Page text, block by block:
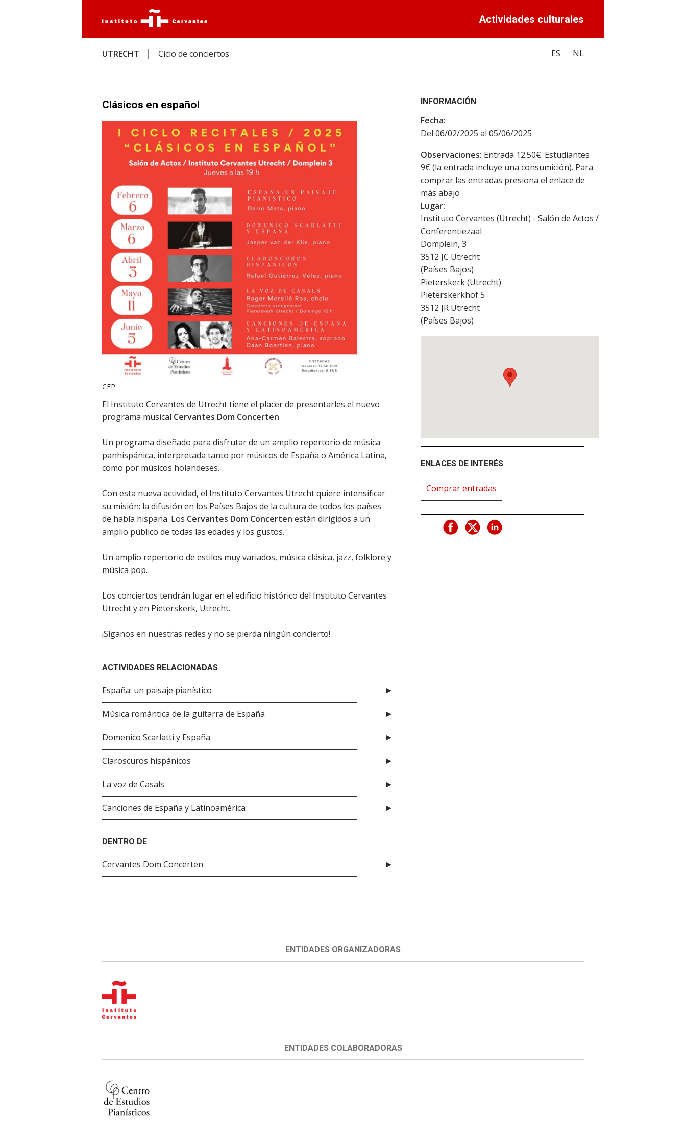
Actividades culturales
UTRECHT Ciclo de conciertos ES NL
Clásicos en español
CEP
El Instituto Cervantes de Utrecht tiene el placer de presentarles el nuevo
programa musical Cervantes Dom Concerten
Un programa diseñado para disfrutar de un amplio repertorio de música
panhispánica, interpretada tanto por músicos de España o América Latina,
como por músicos holandeses.
Con esta nueva actividad, el Instituto Cervantes Utrecht quiere intensificar
su misión: la difusión en los Países Bajos de la cultura de todos los países
de habla hispana. Los Cervantes Dom Concerten están dirigidos a un
amplio público de todas las edades y los gustos.
Un amplio repertorio de estilos muy variados, música clásica, jazz, folklore y
música pop.
Los conciertos tendrán lugar en el edificio histórico del Instituto Cervantes
Utrecht y en Pieterskerk, Utrecht.
¡Síganos en nuestras redes y no se pierda ningún concierto!
ACTIVIDADES RELACIONADAS
España: un paisaje pianístico
Música romántica de la guitarra de España
Domenico Scarlatti y España
Claroscuros hispánicos
La voz de Casals
Canciones de España y Latinoamérica
DENTRO DE
Cervantes Dom Concerten
INFORMACIÓN
Fecha:
Del 06/02/2025 al 05/06/2025
Observaciones: Entrada 12.50€. Estudiantes
9€ (la entrada incluye una consumición). Para
comprar las entradas presiona el enlace de
más abajo
Lugar:
Instituto Cervantes (Utrecht) - Salón de Actos /
Conferentiezaal
Domplein, 3
3512 JC Utrecht
(Países Bajos)
Pieterskerk (Utrecht)
Pieterskerkhof 5
3512 JR Utrecht
(Países Bajos)
ENLACES DE INTERÉS
Comprar entradas
ENTIDADES ORGANIZADORAS
ENTIDADES COLABORADORAS